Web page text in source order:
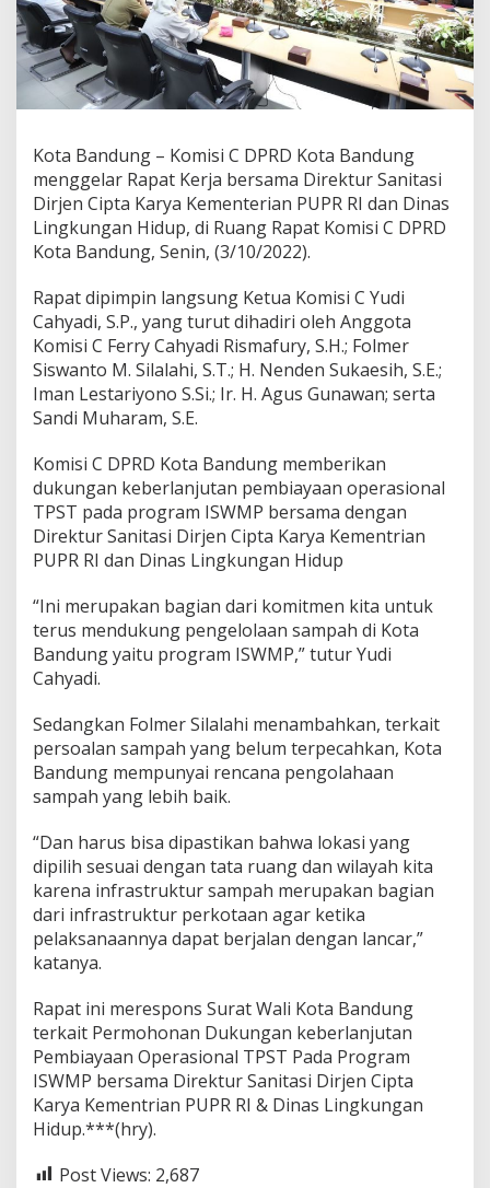
D
u
k
u
n
g
e
n
g
e
l
o
l
a
n
S
a
m
p
I
S
W
M
P
Kota Bandung – Komisi C DPRD Kota Bandung
menggelar Rapat Kerja bersama Direktur Sanitasi
Dirjen Cipta Karya Kementerian PUPR RI dan Dinas
Lingkungan Hidup, di Ruang Rapat Komisi C DPRD
Kota Bandung, Senin, (3/10/2022).
Rapat dipimpin langsung Ketua Komisi C Yudi
Cahyadi, S.P., yang turut dihadiri oleh Anggota
Komisi C Ferry Cahyadi Rismafury, S.H.; Folmer
Siswanto M. Silalahi, S.T.; H. Nenden Sukaesih, S.E.;
Iman Lestariyono S.Si.; Ir. H. Agus Gunawan; serta
Sandi Muharam, S.E.
Komisi C DPRD Kota Bandung memberikan
dukungan keberlanjutan pembiayaan operasional
TPST pada program ISWMP bersama dengan
Direktur Sanitasi Dirjen Cipta Karya Kementrian
PUPR RI dan Dinas Lingkungan Hidup
“Ini merupakan bagian dari komitmen kita untuk
terus mendukung pengelolaan sampah di Kota
Bandung yaitu program ISWMP,” tutur Yudi
Cahyadi.
Sedangkan Folmer Silalahi menambahkan, terkait
persoalan sampah yang belum terpecahkan, Kota
Bandung mempunyai rencana pengolahaan
sampah yang lebih baik.
“Dan harus bisa dipastikan bahwa lokasi yang
dipilih sesuai dengan tata ruang dan wilayah kita
karena infrastruktur sampah merupakan bagian
dari infrastruktur perkotaan agar ketika
pelaksanaannya dapat berjalan dengan lancar,”
katanya.
Rapat ini merespons Surat Wali Kota Bandung
terkait Permohonan Dukungan keberlanjutan
Pembiayaan Operasional TPST Pada Program
ISWMP bersama Direktur Sanitasi Dirjen Cipta
Karya Kementrian PUPR RI & Dinas Lingkungan
Hidup.***(hry).
Post Views: 2,687